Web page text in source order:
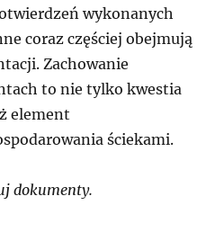
wykonanych
coraz częściej obejmują
Zachowanie
to nie tylko kwestia
element
ściekami.
dokumenty.